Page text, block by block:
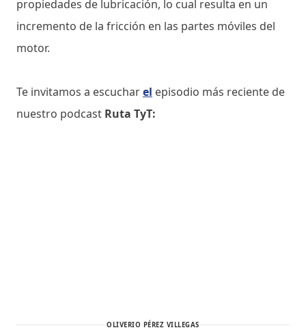
propiedades de lubricación, lo cual resulta en un
incremento de la fricción en las partes móviles del
motor.
Te invitamos a escucharel episodio más reciente de
nuestro podcast Ruta TyT:
OLIVERIO PÉREZ VILLEGAS